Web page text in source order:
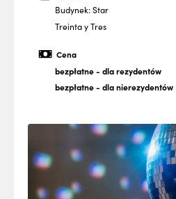
Budynek: Star
Treinta y Tres
Cena
bezpłatne- dla rezydentów
bezpłatne- dla nierezydentów